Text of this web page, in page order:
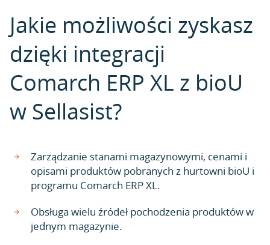
Jakie możliwości zyskasz
dzięki integracji
Comarch ERP XL z bioU
w Sellasist?
Zarządzanie stanami magazynowymi, cenami i
opisami produktów pobranych z hurtowni bioU i
programu Comarch ERP XL.
Obsługa wielu źródeł pochodzenia produktów w
jednym magazynie.